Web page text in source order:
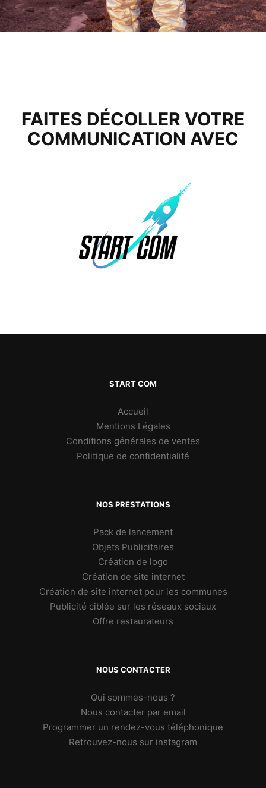
FAITES DÉCOLLER VOTRE
COMMUNICATION AVEC
START COM
Accueil
Mentions Légales
Conditions générales de ventes
Politique de confidentialité
NOS PRESTATIONS
Pack de lancement
Objets Publicitaires
Création de logo
Création de site internet
Création de site internet pour les communes
Publicité ciblée sur les réseaux sociaux
Offre restaurateurs
NOUS CONTACTER
Qui sommes-nous ?
Nous contacter par email
Programmer un rendez-vous téléphonique
Retrouvez-nous sur instagram